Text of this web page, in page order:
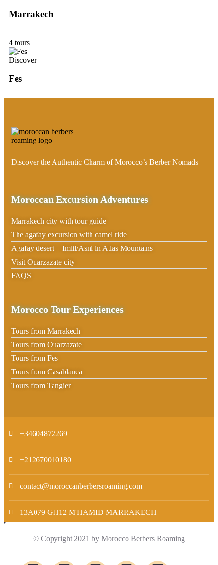
Marrakech
4 tours
Discover
Fes
Discover the Authentic Charm of Morocco’s Berber Nomads
Moroccan Excursion Adventures
Marrakech city with tour guide
The agafay excursion with camel ride
Agafay desert + Imlil/Asni in Atlas Mountains
Visit Ouarzazate city
FAQS
Morocco Tour Experiences
Tours from Marrakech
Tours from Ouarzazate
Tours from Fes
Tours from Casablanca
Tours from Tangier
+34604872269
+212670010180
contact@moroccanberbersroaming.com
13A079 GH12 M'HAMID MARRAKECH
© Copyright 2021 by Morocco Berbers Roaming